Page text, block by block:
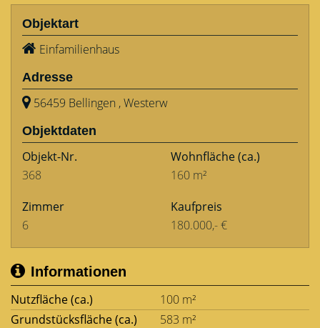
Objektart
Einfamilienhaus
Adresse
56459 Bellingen , Westerw
Objektdaten
Objekt-Nr.
368
Wohnfläche(ca.)
160 m²
Zimmer
6
Kaufpreis
180.000,- €
Informationen
Nutzfläche (ca.)
100 m²
Grundstücksfläche (ca.)
583 m²